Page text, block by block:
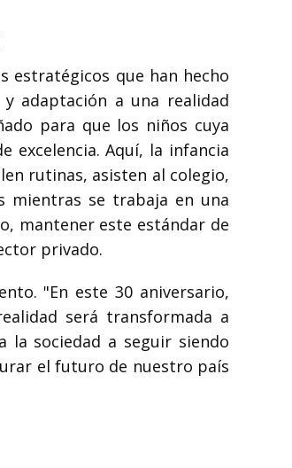
estratégicos que han hecho
adaptación a una realidad
para que los niños cuya
excelencia. Aquí, la infancia
rutinas, asisten al colegio,
mientras se trabaja en una
mantener este estándar de
privado.
"En este 30 aniversario,
será transformada a
la sociedad a seguir siendo
el futuro de nuestro país